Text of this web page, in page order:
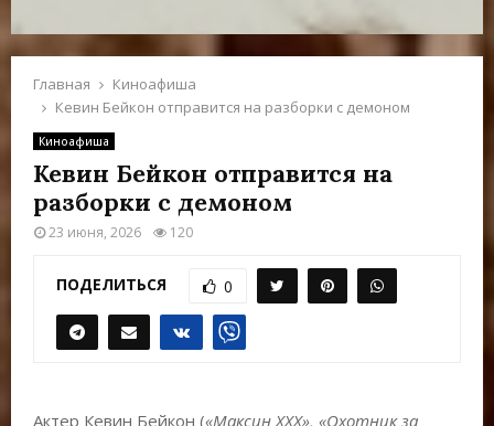
Н
О
Главная
Киноафиша
Кевин Бейкон отправится на разборки с демоном
Киноафиша
Кевин Бейкон отправится на
разборки с демоном
23 июня, 2026 120
ПОДЕЛИТЬСЯ 0
Актер Кевин Бейкон («Максин XXX», «Охотник за